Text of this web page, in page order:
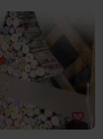
favorite_border